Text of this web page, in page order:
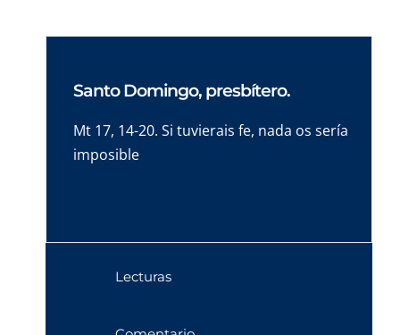
Santo Domingo, presbítero.
Mt 17, 14-20. Si tuvierais fe, nada os sería
imposible
Lecturas